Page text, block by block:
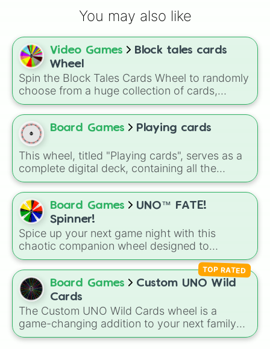
ฝันร้าย
กลั่นแกล้ง
หวาดกลัว
ยุติธรรม
เรียนรู้
เร่ร่อน
พิธีกรรม
กับดัก
หุ่นเชิด
ดวงชะตา
เพื่อน
ฝันดี
รีวิว
ช่วยเหลือ
ไม่รับฟัง
แก้วตาดวงใจ
รักยืนยาว
ความทรงจำ
ออฟฟิศซินโดรม
เป้าหมาย
หลักฐาน
เพ้อฝัน
กรวดน้ำ
ความสำเร็จ
เก็บออม
คำสัญญา
You may also like
Video Games
Block tales cards
Wheel
Spin the Block Tales Cards Wheel to randomly
choose from a huge collection of cards,
including powerful attacks, useful support
abilities, summons, status effects, and rare
AFK-FX cards.
Board Games Playing cards
This wheel, titled "Playing cards", serves as a
complete digital deck, containing all the
traditional suits and ranks found in a standard
set of cards. It is a clean, comprehensive tool
for any game or decision-making process
involving a 52-card draw. This wheel is
perfect for virtual card games or as a
randomizer for tabletop RPGs. You can use it
to determine a character's luck, assign random
"buffs" based on suit, or even play a high-
stakes game of "High Card Wins" without
needing a physical deck of cards.
Board Games
UNO™ FATE!
Spinner!
Spice up your next game night with this
chaotic companion wheel designed to
completely disrupt the status quo. Instead of
standard rules, players spin to trigger game-
changing penalties, secret trades, and high-
stakes mini-games. The wheel features a
repeating cycle of standard punishments, like
Draw 3, 6, or 9, Take!, Trade-2!, Giveaway
Skip, and Rundown, interspersed with game-
Board Games
Custom UNO Wild
Cards
The Custom UNO Wild Cards wheel is a
game-changing addition to your next family
feud or game night. Designed to spice up
TOP RATED